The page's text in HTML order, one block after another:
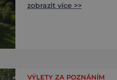
nejvýznamnějších
zobrazit více >>
VÝLETY ZA POZNÁNÍM